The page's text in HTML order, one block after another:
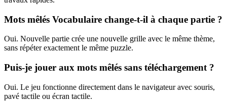
Mots mêlés Vocabulaire change-t-il à chaque partie ?
Oui. Nouvelle partie crée une nouvelle grille avec le même thème,
sans répéter exactement le même puzzle.
Puis-je jouer aux mots mêlés sans téléchargement ?
Oui. Le jeu fonctionne directement dans le navigateur avec souris,
pavé tactile ou écran tactile.